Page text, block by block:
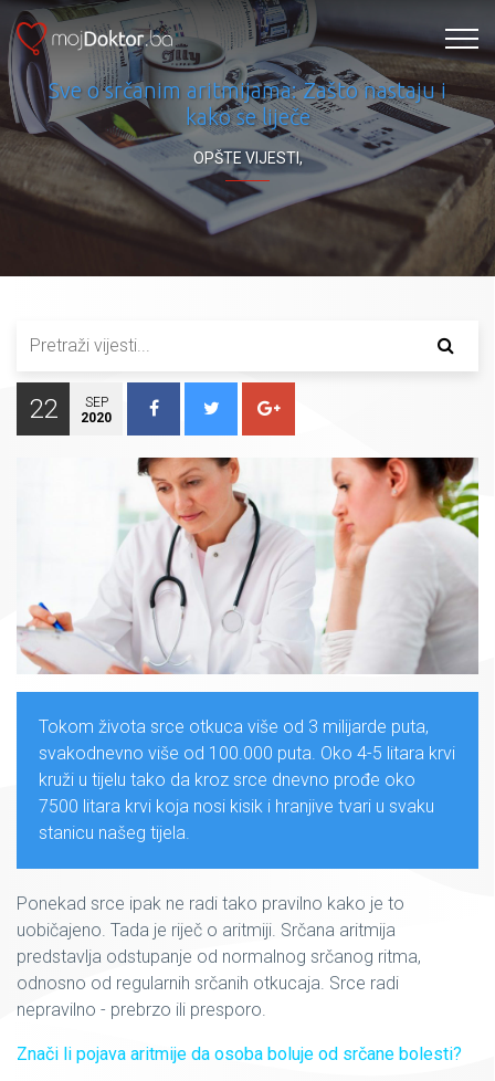
Sve o srčanim aritmijama: Zašto nastaju i
kako se liječe
OPŠTE VIJESTI,
22
SEP
2020
Tokom života srce otkuca više od 3 milijarde puta,
svakodnevno više od 100.000 puta. Oko 4-5 litara krvi
kruži u tijelu tako da kroz srce dnevno prođe oko
7500 litara krvi koja nosi kisik i hranjive tvari u svaku
stanicu našeg tijela.
Ponekad srce ipak ne radi tako pravilno kako je to
uobičajeno. Tada je riječ o aritmiji. Srčana aritmija
predstavlja odstupanje od normalnog srčanog ritma,
odnosno od regularnih srčanih otkucaja. Srce radi
nepravilno - prebrzo ili presporo.
Znači li pojava aritmije da osoba boluje od srčane bolesti?